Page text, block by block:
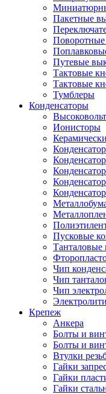
Пакетные
Поворотные
Путевые
Тактовые
Тактовые
Тумблеры
Конденсаторы
Ионисторы
Пусковые
Танталовые
Чип
Чип
Чип
Крепеж
Анкера
Болты и
Болты и
Втулки
Гайки
Гайки
Гайки